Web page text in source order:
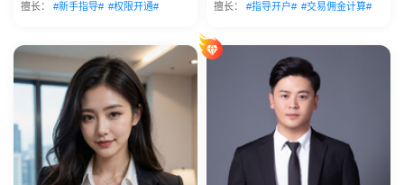
擅长： #新手指导# #权限开通# 擅长： #指导开户# #交易佣金计算#